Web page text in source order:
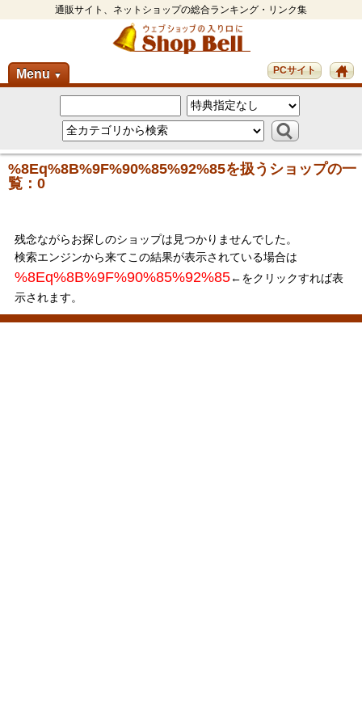
通販サイト、ネットショップの総合ランキング・リンク集
Menu ▼ PCサイト
%8Eq%8B%9F%90%85%92%85を扱うショップの一
覧：0
残念ながらお探しのショップは見つかりませんでした。
検索エンジンから来てこの結果が表示されている場合は
%8Eq%8B%9F%90%85%92%85←をクリックすれば表
示されます。